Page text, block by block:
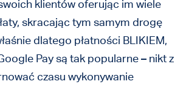
klientów oferując im wiele
skracając tym samym drogę
dlatego płatności BLIKIEM,
Pay są tak popularne – nikt z
czasu wykonywanie